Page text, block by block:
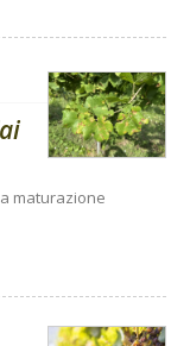
maturazione